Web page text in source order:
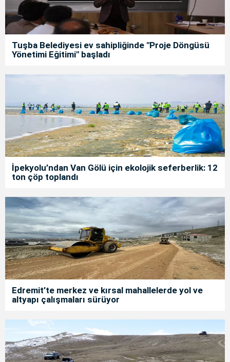
Tuşba Belediyesi ev sahipliğinde "Proje Döngüsü
Yönetimi Eğitimi" başladı
İpekyolu’ndan Van Gölü için ekolojik seferberlik: 12
ton çöp toplandı
Edremit’te merkez ve kırsal mahallelerde yol ve
altyapı çalışmaları sürüyor